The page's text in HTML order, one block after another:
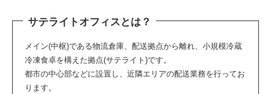
サテライトオフィスとは？
メイン(中枢)である物流倉庫、配送拠点から離れ、小規模冷蔵
冷凍食卓を構えた拠点(サテライト)です。
都市の中心部などに設置し、近隣エリアの配送業務を行ってお
ります。